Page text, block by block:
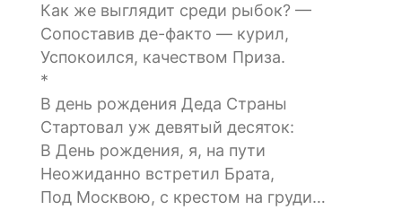
Как же выглядит среди рыбок? —
Сопоставив де-факто — курил,
Успокоился, качеством Приза.
*
В день рождения Деда Страны
Стартовал уж девятый десяток:
В День рождения, я, на пути
Неожиданно встретил Брата,
Под Москвою, с крестом на груди…